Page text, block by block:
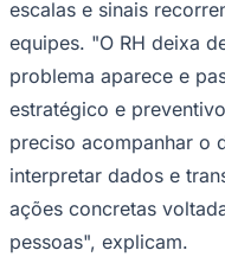
escalas e sinais
equipes. "O RH deixa
problema aparece e
estratégico e
preciso acompanhar o
interpretar dados e
ações concretas
pessoas", explicam.